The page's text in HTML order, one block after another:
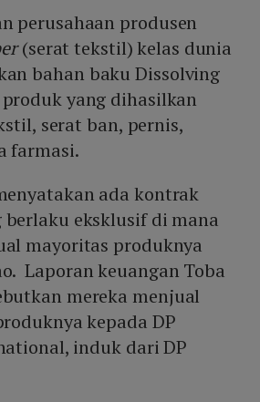
perusahaan produsen
(serat tekstil) kelas dunia
bahan baku Dissolving
produk yang dihasilkan
serat ban, pernis,
farmasi.
ada kontrak
berlaku eksklusif di mana
mayoritas produknya
Laporan keuangan Toba
mereka menjual
kepada DP
induk dari DP